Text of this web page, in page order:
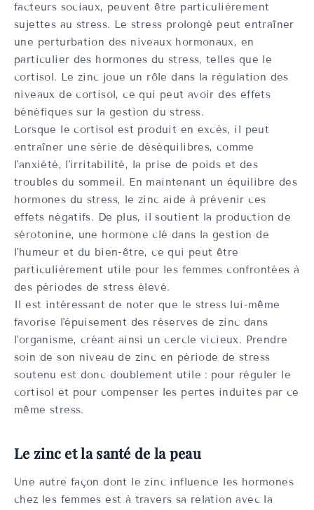
facteurs sociaux, peuvent être particulièrement
sujettes au stress. Le stress prolongé peut entraîner
une perturbation des niveaux hormonaux, en
particulier des hormones du stress, telles que le
cortisol. Le zinc joue un rôle dans la régulation des
niveaux de cortisol, ce qui peut avoir des effets
bénéfiques sur la gestion du stress.
Lorsque le cortisol est produit en excès, il peut
entraîner une série de déséquilibres, comme
l'anxiété, l'irritabilité, la prise de poids et des
troubles du sommeil. En maintenant un équilibre des
hormones du stress, le zinc aide à prévenir ces
effets négatifs. De plus, il soutient la production de
sérotonine, une hormone clé dans la gestion de
l'humeur et du bien-être, ce qui peut être
particulièrement utile pour les femmes confrontées à
des périodes de stress élevé.
Il est intéressant de noter que le stress lui-même
favorise l'épuisement des réserves de zinc dans
l'organisme, créant ainsi un cercle vicieux. Prendre
soin de son niveau de zinc en période de stress
soutenu est donc doublement utile : pour réguler le
cortisol et pour compenser les pertes induites par ce
même stress.
Le zinc et la santé de la peau
Une autre façon dont le zinc influence les hormones
chez les femmes est à travers sa relation avec la